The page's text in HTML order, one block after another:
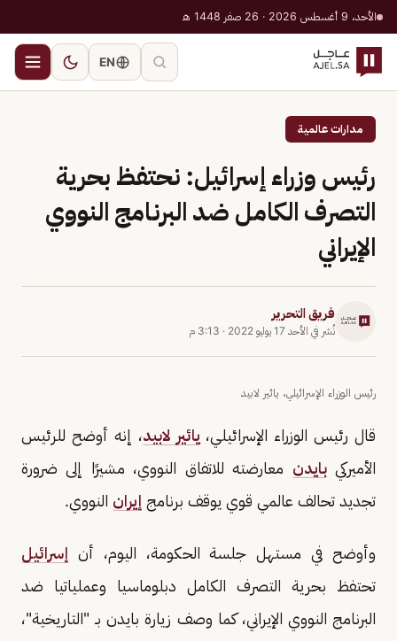
الأحد، 9 أغسطس 2026 · 26 صفر 1448 هـ
EN
مدارات عالمية
رئيس وزراء إسرائيل: نحتفظ بحرية
التصرف الكامل ضد البرنامج النووي
الإيراني
فريق التحرير
نُشر في الأحد 17 يوليو 2022 · 3:13 م
رئيس الوزراء الإسرائيلي، يائير لابيد
قال رئيس الوزراء الإسرائيلي، يائير لابيد، إنه أوضح للرئيس
الأميركيبايدن معارضته للاتفاق النووي، مشيرًا إلى ضرورة
تجديد تحالف عالمي قوي يوقف برنامج إيران النووي.
وأوضح في مستهل جلسة الحكومة، اليوم، أن إسرائيل
تحتفظ بحرية التصرف الكامل دبلوماسيا وعملياتيا ضد
البرنامج النووي الإيراني، كما وصف زيارة بايدن بـ "التاريخية"،